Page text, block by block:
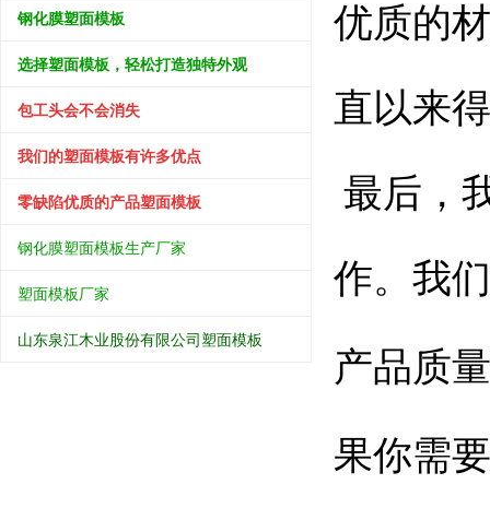
钢化膜塑面模板
选择塑面模板，轻松打造独特外观
包工头会不会消失
我们的塑面模板有许多优点
零缺陷优质的产品塑面模板
钢化膜塑面模板生产厂家
塑面模板厂家
山东泉江木业股份有限公司塑面模板
优质的
直以来
最后，
作。我
产品质
果你需